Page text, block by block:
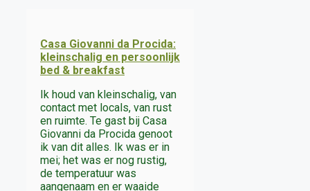
Casa Giovanni da Procida:
kleinschalig en persoonlijk
bed & breakfast
Ik houd van kleinschalig, van
contact met locals, van rust
en ruimte. Te gast bij Casa
Giovanni da Procida genoot
ik van dit alles. Ik was er in
mei; het was er nog rustig,
de temperatuur was
aangenaam en er waaide